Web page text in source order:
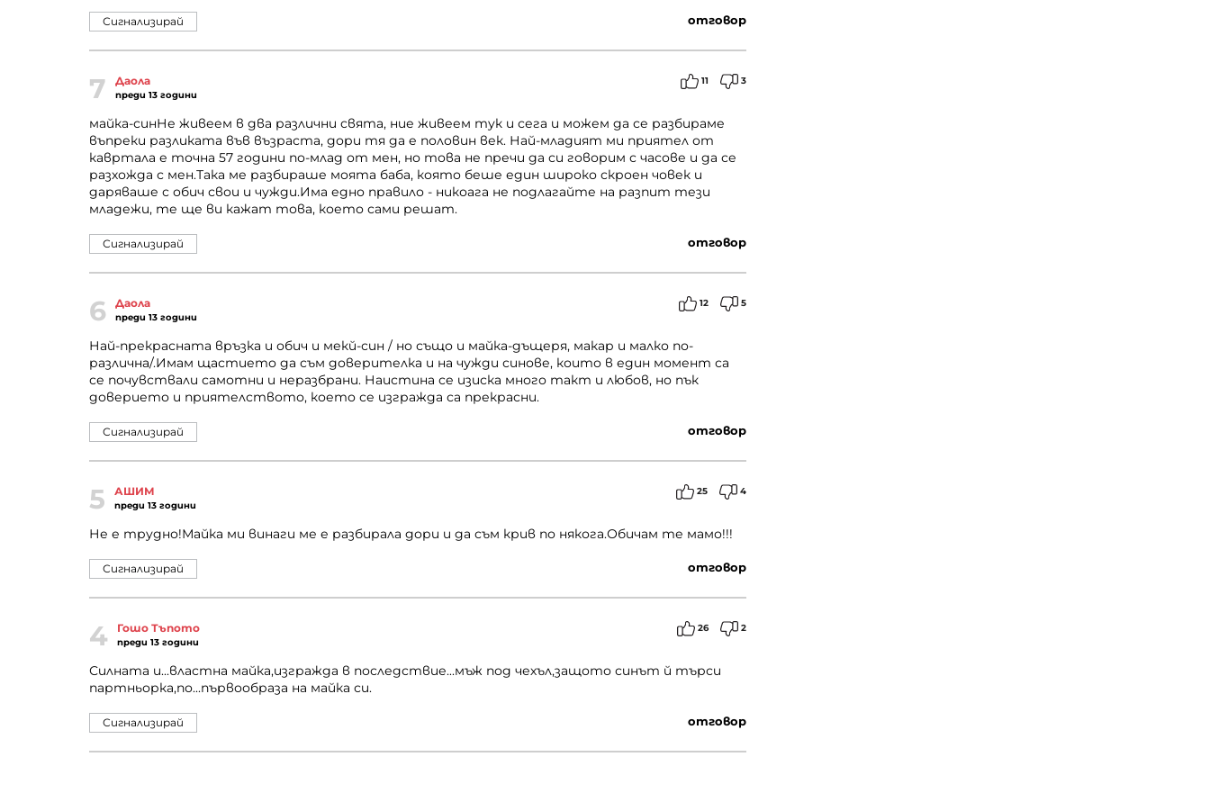
отговор
Сигнализирай
7 Даола
преди 13 години
11 3
майка-синНе живеем в два различни свята, ние живеем тук и сега и можем да се разбираме
въпреки разликата във възраста, дори тя да е половин век. Най-младият ми приятел от
кавртала е точна 57 години по-млад от мен, но това не пречи да си говорим с часове и да се
разхожда с мен.Така ме разбираше моята баба, която беше един широко скроен човек и
даряваше с обич свои и чужди.Има едно правило - никоага не подлагайте на разпит тези
младежи, те ще ви кажат това, което сами решат.
отговор
Сигнализирай
6 Даола
преди 13 години
12 5
Най-прекрасната връзка и обич и мекй-син / но също и майка-дъщеря, макар и малко по-
различна/.Имам щастието да съм доверителка и на чужди синове, които в един момент са
се почувствали самотни и неразбрани. Наистина се изиска много такт и любов, но пък
доверието и приятелството, което се изгражда са прекрасни.
отговор
Сигнализирай
5 АШИМ
преди 13 години
25 4
Не е трудно!Майка ми винаги ме е разбирала дори и да съм крив по някога.Обичам те мамо!!!
отговор
Сигнализирай
4 Гошо Тъпото
преди 13 години
26 2
Силната и...властна майка,изгражда в последствие...мъж под чехъл,защото синът й търси
партньорка,по...първообраза на майка си.
отговор
Сигнализирай